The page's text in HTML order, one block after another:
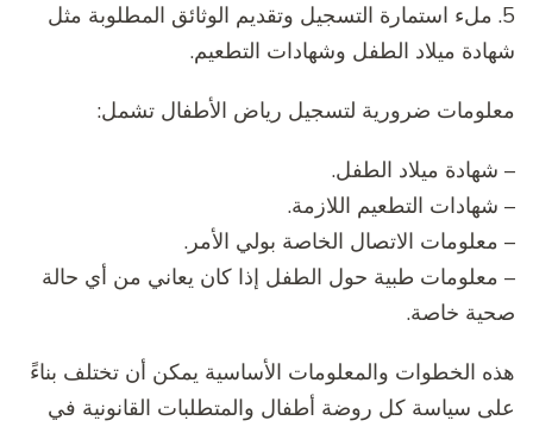
5. ملء استمارة التسجيل وتقديم الوثائق المطلوبة مثل
شهادة ميلاد الطفل وشهادات التطعيم.
معلومات ضرورية لتسجيل رياض الأطفال تشمل:
– شهادة ميلاد الطفل.
– شهادات التطعيم اللازمة.
– معلومات الاتصال الخاصة بولي الأمر.
– معلومات طبية حول الطفل إذا كان يعاني من أي حالة
صحية خاصة.
هذه الخطوات والمعلومات الأساسية يمكن أن تختلف بناءً
على سياسة كل روضة أطفال والمتطلبات القانونية في